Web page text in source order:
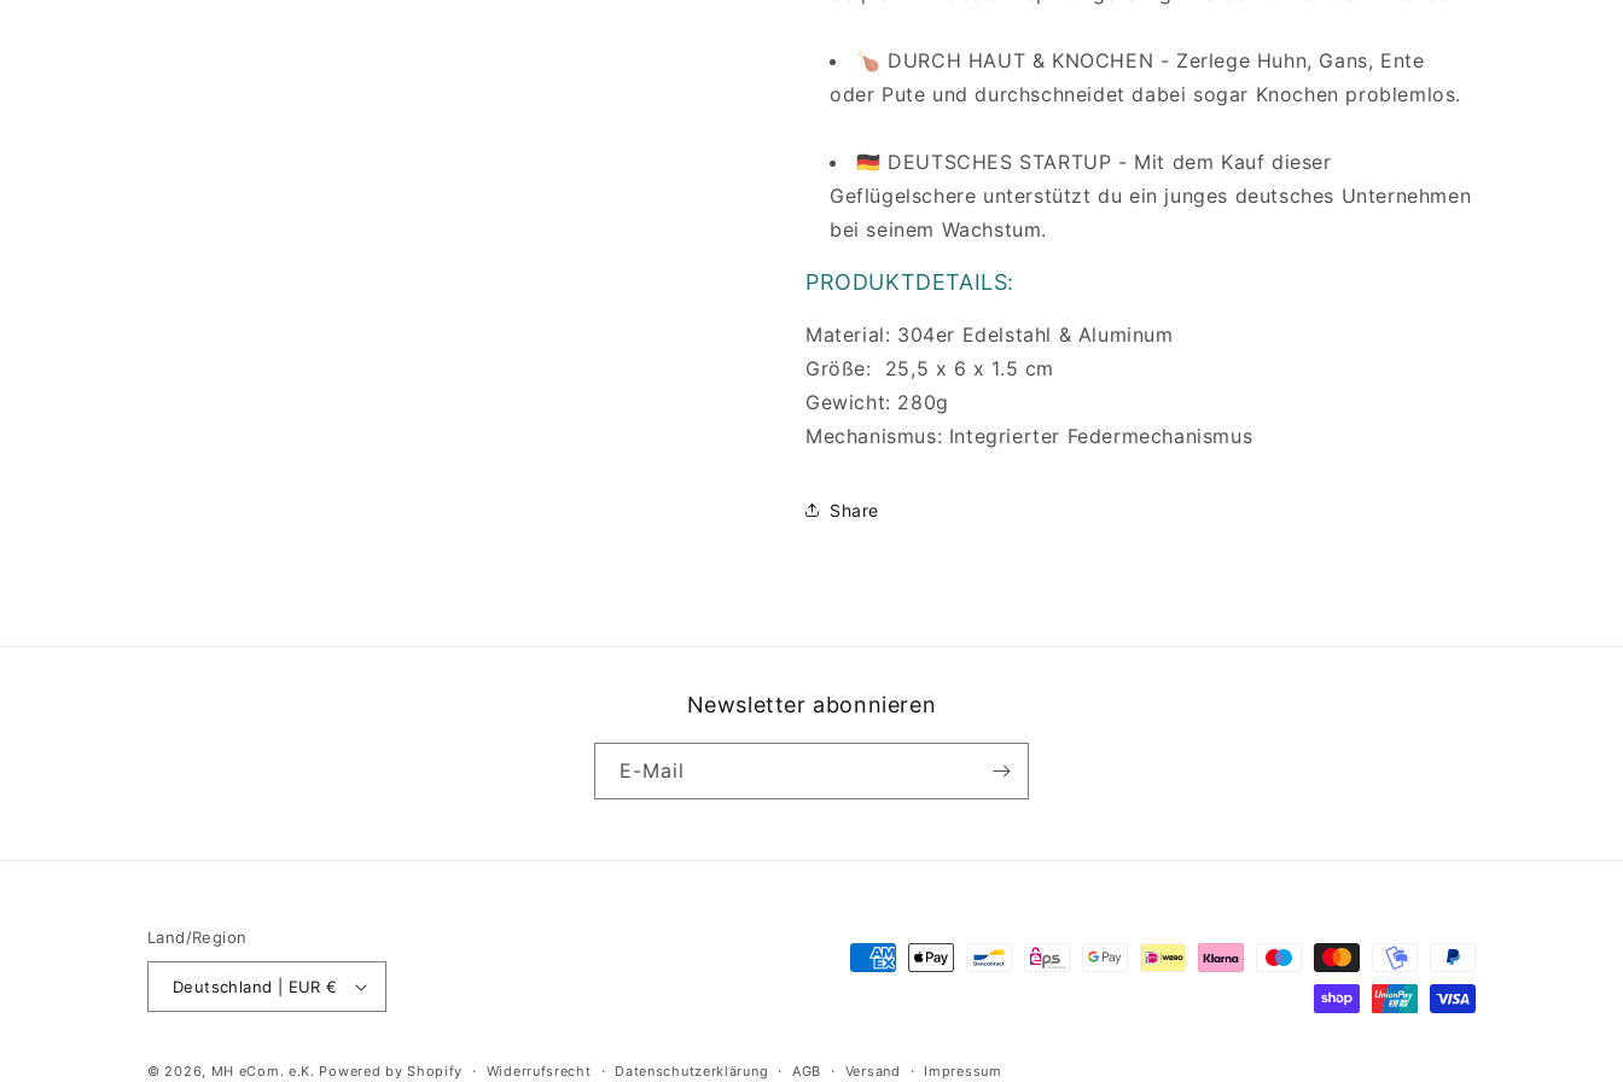
🍗 DURCH HAUT & KNOCHEN - Zerlege Huhn, Gans, Ente
oder Pute und durchschneidet dabei sogar Knochen problemlos.
🇩🇪 DEUTSCHES STARTUP - Mit dem Kauf dieser
Geflügelschere unterstützt du ein junges deutsches Unternehmen
bei seinem Wachstum.
PRODUKTDETAILS:
Material: 304er Edelstahl & Aluminum
Größe: 25,5 x 6 x 1.5 cm
Gewicht: 280g
Mechanismus: Integrierter Federmechanismus
Share
Newsletter abonnieren
E-Mail
Land/Region
Deutschland | EUR €
Zahlungsmethoden
© 2026, MH eCom. e.K. Powered by Shopify Widerrufsrecht Datenschutzerklärung AGB Versand Impressum